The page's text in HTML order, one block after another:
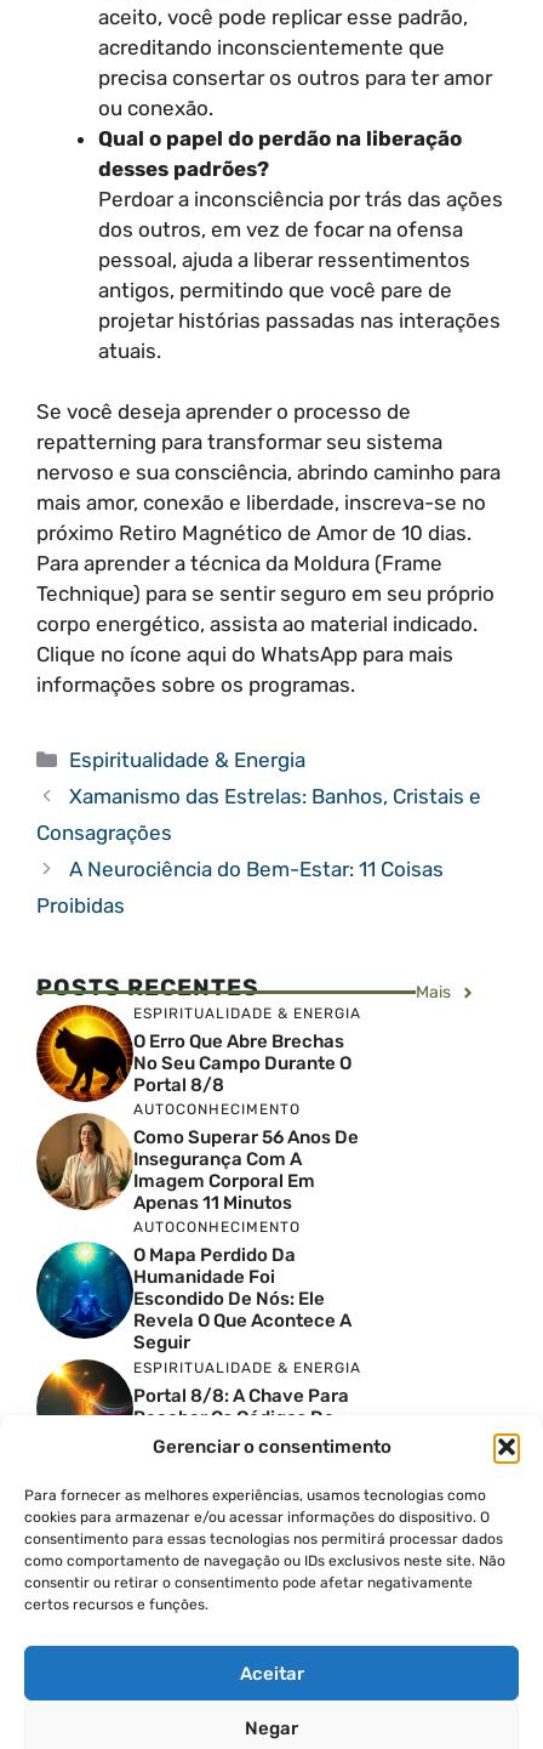
Gerenciar o consentimento
Para fornecer as melhores experiências, usamos tecnologias como
cookies para armazenar e/ou acessar informações do dispositivo. O
consentimento para essas tecnologias nos permitirá processar dados
como comportamento de navegação ou IDs exclusivos neste site. Não
consentir ou retirar o consentimento pode afetar negativamente
certos recursos e funções.
Aceitar
Negar
aceito, você pode replicar esse padrão,
acreditando inconscientemente que
precisa consertar os outros para ter amor
ou conexão.
Qual o papel do perdão na liberação
desses padrões?
Perdoar a inconsciência por trás das ações
dos outros, em vez de focar na ofensa
pessoal, ajuda a liberar ressentimentos
antigos, permitindo que você pare de
projetar histórias passadas nas interações
atuais.
Se você deseja aprender o processo de
repatterning para transformar seu sistema
nervoso e sua consciência, abrindo caminho para
mais amor, conexão e liberdade, inscreva-se no
próximo Retiro Magnético de Amor de 10 dias.
Para aprender a técnica da Moldura (Frame
Technique) para se sentir seguro em seu próprio
corpo energético, assista ao material indicado.
Clique no ícone aqui do WhatsApp para mais
informações sobre os programas.
Categorias
Espiritualidade & Energia
Xamanismo das Estrelas: Banhos, Cristais e
Consagrações
A Neurociência do Bem-Estar: 11 Coisas
Proibidas
POSTS RECENTES Mais
ESPIRITUALIDADE & ENERGIA
O Erro Que Abre Brechas
No Seu Campo Durante O
Portal 8/8
AUTOCONHECIMENTO
Como Superar 56 Anos De
Insegurança Com A
Imagem Corporal Em
Apenas 11 Minutos
AUTOCONHECIMENTO
O Mapa Perdido Da
Humanidade Foi
Escondido De Nós: Ele
Revela O Que Acontece A
Seguir
ESPIRITUALIDADE & ENERGIA
Portal 8/8: A Chave Para
Receber Os Códigos De
Sírius
Pressione Seu Terceiro
Olho Por 60 Segundos E
Zumbize Este Som Exato
ESPIRITUALIDADE & ENERGIA
Portal 8/8: Os Felinos
Solares Estão